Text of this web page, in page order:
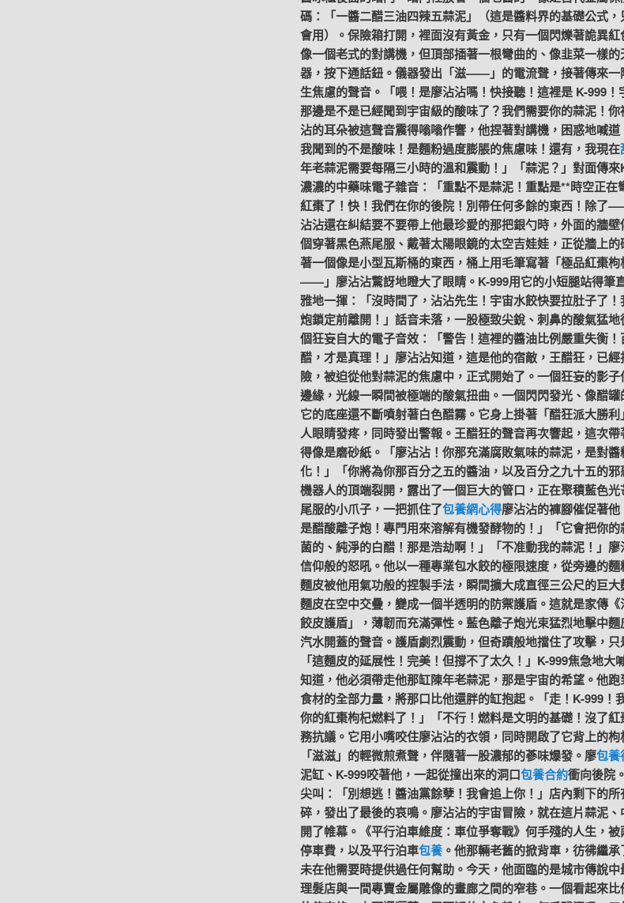
碼：「一醬二醋三油四辣五蒜泥」（這是醬料界的基礎公式
會用）。保險箱打開，裡面沒有黃金，只有一個閃爍著詭異
像一個老式的對講機，但頂部插著一根彎曲的、像韭菜一樣
器，按下通話鈕。儀器發出「滋——」的電流聲，接著傳來一
生焦慮的聲音。「喂！是廖沾沾嗎！快接聽！這裡是 K-999
那邊是不是已經聞到宇宙級的酸味了？我們需要你的蒜泥！
沾的耳朵被這聲音震得嗡嗡作響，他捏著對講機，困惑地喊道
我聞到的不是酸味！是麵粉過度膨脹的焦慮味！還有，我現在
年老蒜泥需要每隔三小時的溫和震動！」「蒜泥？」對面傳
濃濃的中藥味電子雜音：「重點不是蒜泥！重點是**時空正在
紅棗了！快！我們在你的後院！別帶任何多餘的東西！除了
沾沾還在糾結要不要帶上他最珍愛的那把銀勺時，外面的牆
個穿著黑色燕尾服、戴著太陽眼鏡的太空吉娃娃，正從牆上
著一個像是小型瓦斯桶的東西，桶上用毛筆寫著「極品紅棗
——」廖沾沾驚訝地瞪大了眼睛。K-999用它的小短腿站得筆
雅地一揮：「沒時間了，沾沾先生！宇宙水餃快要拉肚子了
炮鎖定前離開！」話音未落，一股極致尖銳、刺鼻的酸氣猛
個狂妄自大的電子音效：「警告！這裡的醬油比例嚴重失衡
醋，才是真理！」廖沾沾知道，這是他的宿敵，王醋狂，已
險，被迫從他對蒜泥的焦慮中，正式開始了。一個狂妄的影
邊緣，光線一瞬間被極端的酸氣扭曲。一個閃閃發光、像醋罐
它的底座還不斷噴射著白色醋霧。它身上掛著「醋狂派大勝
人眼睛發疼，同時發出警報。王醋狂的聲音再次響起，這次
得像是磨砂紙。「廖沾沾！你那充滿腐敗氣味的蒜泥，是對
化！」「你將為你那百分之五的醬油，以及百分之九十五的
機器人的頂端裂開，露出了一個巨大的管口，正在聚積藍色
尾服的小爪子，一把抓住了包養網心得廖沾沾的褲腳催促著
是醋酸離子炮！專門用來溶解有機發酵物的！」「它會把你
菌的、純淨的白醋！那是浩劫啊！」「不准動我的蒜泥！」
信仰般的怒吼。他以一種專業包水餃的極限速度，從旁邊的麵
麵皮被他用氣功般的捏製手法，瞬間擴大成直徑三公尺的巨
麵皮在空中交疊，變成一個半透明的防禦護盾。這就是家傳
餃皮護盾」，薄韌而充滿彈性。藍色離子炮光束猛烈地擊中
汽水開蓋的聲音。護盾劇烈震動，但奇蹟般地擋住了攻擊，只
「這麵皮的延展性！完美！但撐不了太久！」K-999焦急地大
知道，他必須帶走他那缸陳年老蒜泥，那是宇宙的希望。他
食材的全部力量，將那口比他還胖的缸抱起。「走！K-999！
你的紅棗枸杞燃料了！」「不行！燃料是文明的基礎！沒了
務抗議。它用小嘴咬住廖沾沾的衣領，同時開啟了它背上的
「滋滋」的輕微煎煮聲，伴隨著一股濃郁的蔘味爆發。廖包養
泥缸、K-999咬著他，一起從撞出來的洞口包養合約衝向後院
尖叫：「別想逃！醬油黨餘孽！我會追上你！」店內剩下的
碎，發出了最後的哀鳴。廖沾沾的宇宙冒險，就在這片蒜泥
開了帷幕。《平行泊車維度：車位爭奪戰》何手殘的人生，被
停車費，以及平行泊車包養。他那輛老舊的掀背車，彷彿繼
未在他需要時提供過任何幫助。今天，他面臨的是城市傳說
理髮店與一間專賣金屬雕像的畫廊之間的窄巷。一個看起來